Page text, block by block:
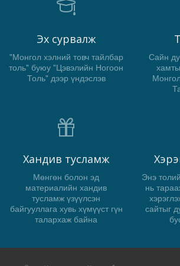
Эх сурвалж
"Монгол хэлний товч тайлбар
толь" буюу "Цэвэлийн Ногоон
Толь" дээр үндэслэв
Сайн
Хандив тусламж
Мөнгөн болон эд
материалийн хандив
тусламж үзүүлсэн
байгууллага хувь хүмүүст гүн
талархаж байна
Энэ
нь
сайтыг